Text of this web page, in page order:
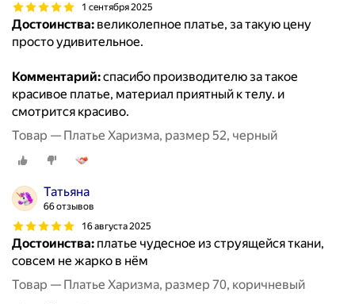
1 сентября 2025
Достоинства: великолепное платье, за такую цену
просто удивительное.
Комментарий:спасибо производителю за такое
красивое платье, материал приятный к телу. и
смотрится красиво.
Товар — Платье Харизма, размер 52, черный
Татьяна
66 отзывов
16 августа 2025
Достоинства: платье чудесное из струящейся ткани,
совсем не жарко в нём
Товар — Платье Харизма, размер 70, коричневый